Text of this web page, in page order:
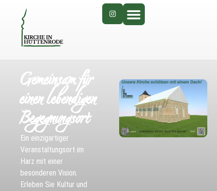
Gemeinsam für
einen lebendigen
Begegnungsort
Ein einzigartiger
Veranstaltungsort im
Harz mit einer
besonderen Vision.
Erleben Sie Kultur und